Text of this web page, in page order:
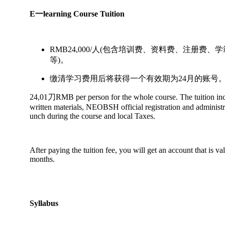
E一learning Course Tuition
RMB24,000/人(包含培训费、资料费、注册费、
等)。
缴清学习费用后将获得一个有效期为24月的账号
24,01刀RMB per person for the whole course. The tuition
written materials, NEOBSH official registration and
unch during the course and local Taxes.
After paying the tuition fee, you will get an account that is
months.
Syllabus